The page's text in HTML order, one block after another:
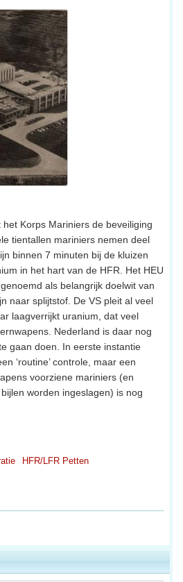
Korps Mariniers de beveiliging
tientallen mariniers nemen deel
binnen 7 minuten bij de kluizen
in het hart van de HFR. Het HEU
als belangrijk doelwit van
naar splijtstof. De VS pleit al veel
laagverrijkt uranium, dat veel
Nederland is daar nog
gaan doen. In eerste instantie
‘routine’ controle, maar een
voorziene mariniers (en
worden ingeslagen) is nog
HFR/LFR Petten